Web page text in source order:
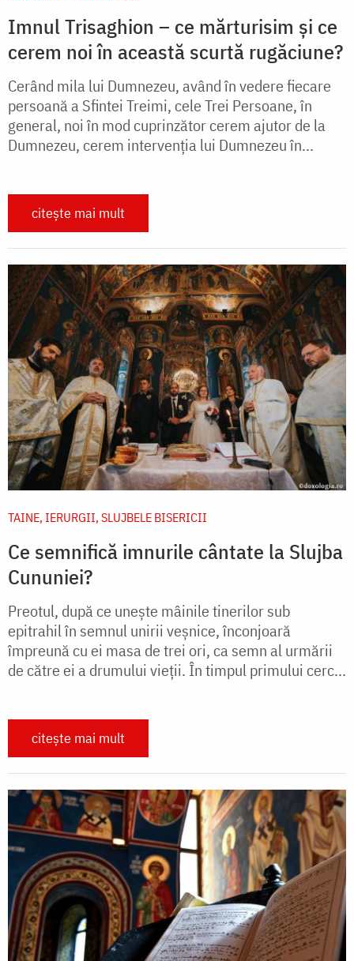
Imnul Trisaghion – ce mărturisim și ce
cerem noi în această scurtă rugăciune?
Cerând mila lui Dumnezeu, având în vedere fiecare
persoană a Sfintei Treimi, cele Trei Persoane, în
general, noi în mod cuprinzător cerem ajutor de la
Dumnezeu, cerem intervenția lui Dumnezeu în...
citește mai mult
TAINE, IERURGII, SLUJBELE BISERICII
Ce semnifică imnurile cântate la Slujba
Cununiei?
Preotul, după ce unește mâinile tinerilor sub
epitrahil în semnul unirii veșnice, înconjoară
împreună cu ei masa de trei ori, ca semn al urmării
de către ei a drumului vieții. În timpul primului cerc...
citește mai mult